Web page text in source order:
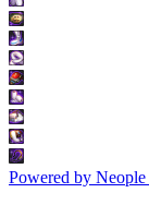
Powered by Neople